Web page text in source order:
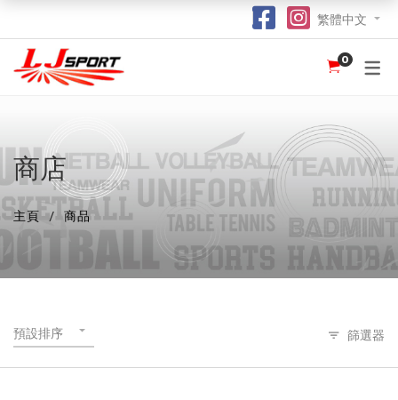
認識 LJ SPORT
為什麼選擇我們？
我們的客戶
球衣
籃球
跑步 / 田徑 hot
龍舟 hot
羽毛球 / 網球
保齡球
投球 (Netball)
團體服
POLO 恤
熱昇華服裝 hot
衛衣
下身
紀念品
熱昇華強力吸水毛巾
棒球帽
索繩袋
訂購指南
竹炭運動布功能
了解熱昇華印花 hot
常用字體
不同的服裝印刷方式及特點
尺寸表
訂購表格
繁體中文
0
商店
主頁 商品
預設排序 篩選器